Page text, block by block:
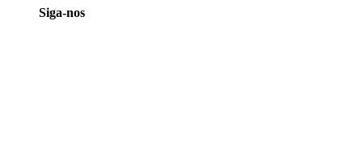
Siga-nos